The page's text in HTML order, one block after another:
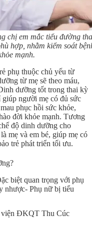
chị em mắc tiểu đường
hợp, nhằm kiểm soát
mạnh.
phụ thuộc chủ yếu từ
từ mẹ sẽ theo máu,
dưỡng tốt trong thai kỳ
người mẹ có đủ sức
phục hồi sức khỏe,
đời khỏe mạnh. Tương
độ dinh dưỡng cho
mẹ và em bé, giúp mẹ có
trẻ phát triển tối ưu.
biệt quan trọng với phụ
nhược- Phụ nữ bị tiểu
viện ĐKQT Thu Cúc